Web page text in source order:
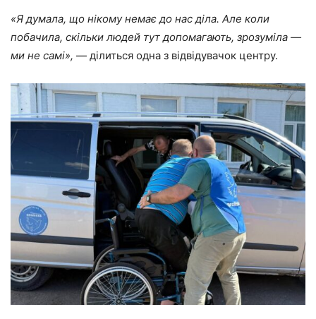
«Я думала, що нікому немає до нас діла. Але коли
побачила, скільки людей тут допомагають, зрозуміла —
ми не самі», — ділиться одна з відвідувачок центру.